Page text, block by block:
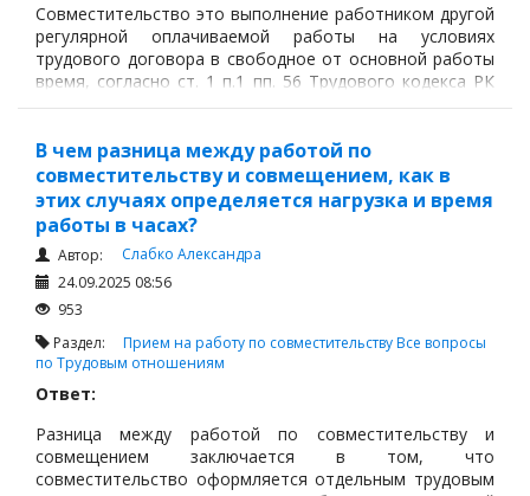
Совместительство это выполнение работником другой
регулярной оплачиваемой работы на условиях
трудового договора в свободное от основной работы
время, согласно ст. 1 п.1 пп. 56 Трудового кодекса РК
(далее – ТК РК).
В чем разница между работой по
совместительству и совмещением, как в
этих случаях определяется нагрузка и время
работы в часах?
Автор:
Слабко Александра
24.09.2025 08:56
953
Раздел: Прием на работу по совместительствуВсе вопросы
по Трудовым отношениям
Ответ:
Разница между работой по совместительству и
совмещением заключается в том, что
совместительство оформляется отдельным трудовым